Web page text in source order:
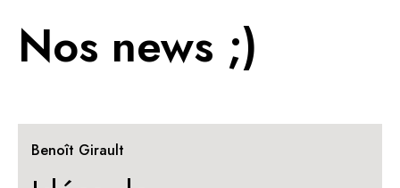
Benoît Girault
Nos news ;)